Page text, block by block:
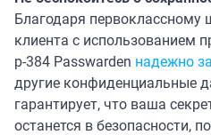
Благодаря
клиента с использованием
р-384 Passwarden надежно
другие конфиденциальные
гарантирует, что ваша
останется в безопасности,